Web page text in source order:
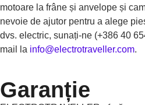
motoare la frâne și anvelope și
nevoie de ajutor pentru a alege
dvs. electric, sunați-ne (+386 40
mail la info@electrotraveller.com.
Garanție